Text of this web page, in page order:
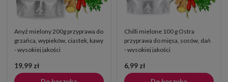
Anyż mielony 200g przyprawa do
grzańca, wypieków, ciastek, kawy
- wysokiej jakości
19,99 zł
Chilli mielone 100 g Ostra
przyprawa do mięsa, sosów, dań
- wysokiej jakości
6,99 zł